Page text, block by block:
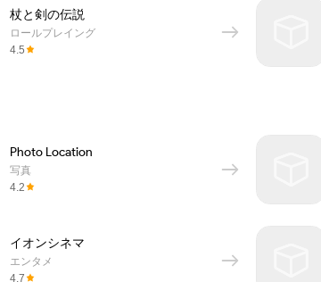
杖と剣の伝説
ロールプレイング
4.5
Photo Location
写真
4.2
イオンシネマ
エンタメ
4.7